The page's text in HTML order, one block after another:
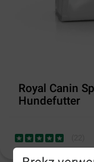
Royal Canin
Hundefutter